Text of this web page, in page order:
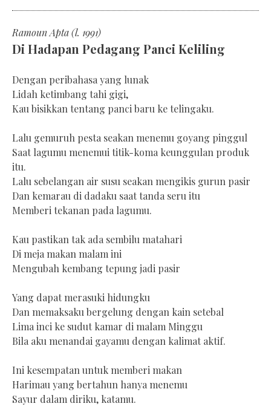
Ramoun Apta (l. 1991)
Di Hadapan Pedagang Panci Keliling
Dengan peribahasa yang lunak
Lidah ketimbang tahi gigi,
Kau bisikkan tentang panci baru ke telingaku.
Lalu gemuruh pesta seakan menemu goyang pinggul
Saat lagumu menemui titik-koma keunggulan produk
itu.
Lalu sebelangan air susu seakan mengikis gurun pasir
Dan kemarau di dadaku saat tanda seru itu
Memberi tekanan pada lagumu.
Kau pastikan tak ada sembilu matahari
Di meja makan malam ini
Mengubah kembang tepung jadi pasir
Yang dapat merasuki hidungku
Dan memaksaku bergelung dengan kain setebal
Lima inci ke sudut kamar di malam Minggu
Bila aku menandai gayamu dengan kalimat aktif.
Ini kesempatan untuk memberi makan
Harimau yang bertahun hanya menemu
Sayur dalam diriku, katamu.